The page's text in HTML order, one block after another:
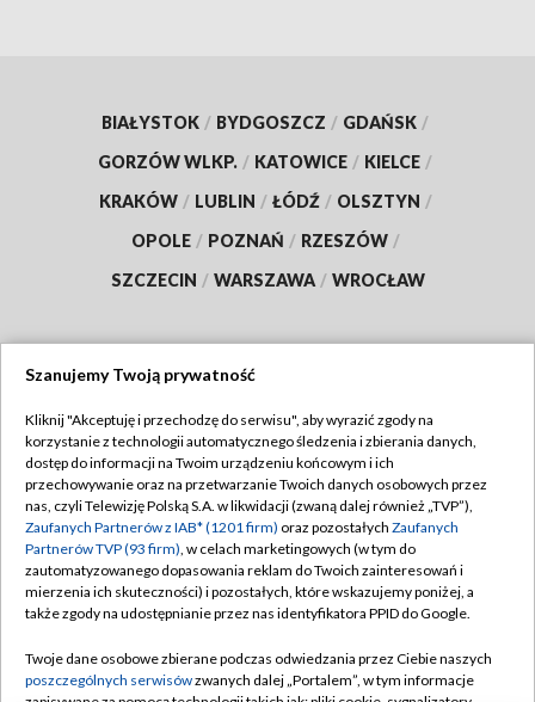
BIAŁYSTOK / BYDGOSZCZ / GDAŃSK /
GORZÓW WLKP. / KATOWICE / KIELCE /
KRAKÓW / LUBLIN / ŁÓDŹ / OLSZTYN /
OPOLE / POZNAŃ / RZESZÓW /
SZCZECIN / WARSZAWA / WROCŁAW
TVP
Abonament TVP
Emisja w TVP
Centrum informacji TVP
Naziemna Telewizja Cyfrowa
Rada Programowa
Regulamin TVP
Polityka prywatności
Moje zgody
Pomoc
Kontakt
Szanujemy Twoją prywatność
Kliknij "Akceptuję i przechodzę do serwisu", aby wyrazić zgody na
korzystanie z technologii automatycznego śledzenia i zbierania danych,
dostęp do informacji na Twoim urządzeniu końcowym i ich
przechowywanie oraz na przetwarzanie Twoich danych osobowych przez
nas, czyli Telewizję Polską S.A. w likwidacji (zwaną dalej również „TVP”),
Zaufanych Partnerów z IAB* (1201 firm) oraz pozostałych Zaufanych
Partnerów TVP (93 firm), w celach marketingowych (w tym do
zautomatyzowanego dopasowania reklam do Twoich zainteresowań i
mierzenia ich skuteczności) i pozostałych, które wskazujemy poniżej, a
także zgody na udostępnianie przez nas identyfikatora PPID do Google.
Twoje dane osobowe zbierane podczas odwiedzania przez Ciebie naszych
poszczególnych serwisówzwanych dalej „Portalem”, w tym informacje